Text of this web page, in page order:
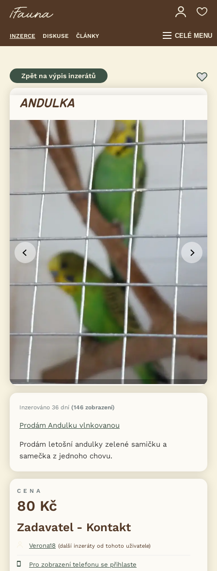
INZERCE DISKUSE ČLÁNKY CELÉ MENU
Zpět na výpis inzerátů
Inzerováno 36 dní (146 zobrazení)
Prodám Andulku vlnkovanou
Prodám letošní andulky zelené samičku a
samečka z jednoho chovu.
CENA
80 Kč
Zadavatel - Kontakt
Verona18 (další inzeráty od tohoto uživatele)
Pro zobrazení telefonu se přihlaste
ANDULKA